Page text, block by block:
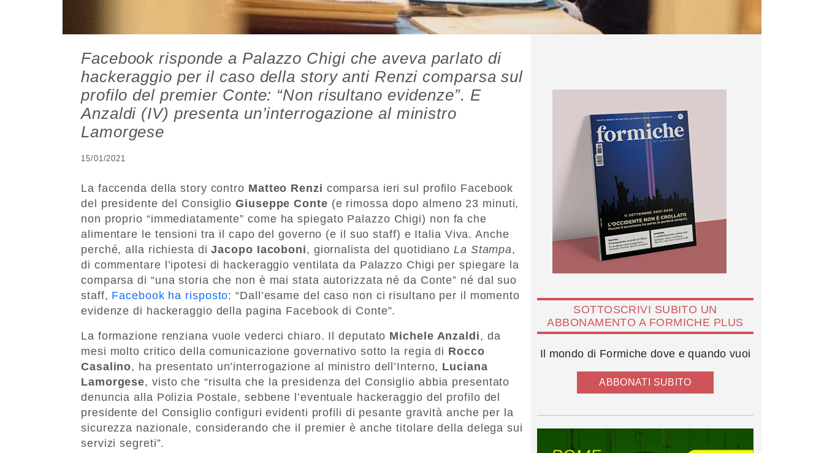
Facebook risponde a Palazzo Chigi che aveva parlato di
hackeraggio per il caso della story anti Renzi comparsa sul
profilo del premier Conte: “Non risultano evidenze”. E
Anzaldi (IV) presenta un’interrogazione al ministro
Lamorgese
15/01/2021
La faccenda della story contro Matteo Renzi comparsa ieri sul profilo Facebook
del presidente del ConsiglioGiuseppe Conte (e rimossa dopo almeno 23 minuti,
non proprio “immediatamente” come ha spiegato Palazzo Chigi) non fa che
alimentare le tensioni tra il capo del governo (e il suo staff) e Italia Viva. Anche
perché, alla richiesta diJacopo Iacoboni, giornalista del quotidianoLa Stampa,
di commentare l’ipotesi di hackeraggio ventilata da Palazzo Chigi per spiegare la
comparsa di “una storia che non è mai stata autorizzata né da Conte” né dal suo
staff, Facebook ha risposto: “Dall’esame del caso non ci risultano per il momento
evidenze di hackeraggio della pagina Facebook di Conte”.
La formazione renziana vuole vederci chiaro. Il deputato Michele Anzaldi, da
mesi molto critico della comunicazione governativo sotto la regia di Rocco
Casalino, ha presentato un’interrogazione al ministro dell’Interno, Luciana
Lamorgese, visto che “risulta che la presidenza del Consiglio abbia presentato
denuncia alla Polizia Postale, sebbene l’eventuale hackeraggio del profilo del
presidente del Consiglio configuri evidenti profili di pesante gravità anche per la
sicurezza nazionale, considerando che il premier è anche titolare della delega sui
servizi segreti”.
SOTTOSCRIVI SUBITO UN
ABBONAMENTO A FORMICHE PLUS
Il mondo di Formiche dove e quando vuoi
ABBONATI SUBITO